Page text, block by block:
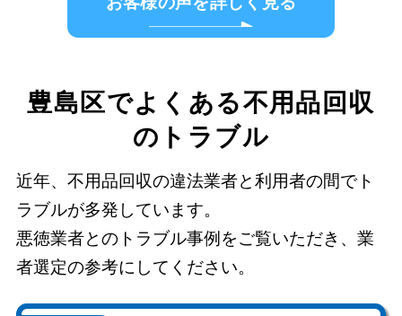
豊島区でよくある不用品回収
のトラブル
近年、不用品回収の違法業者と利用者の間でト
ラブルが多発しています。
悪徳業者とのトラブル事例をご覧いただき、業
者選定の参考にしてください。